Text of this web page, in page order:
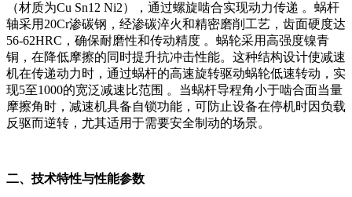
（材质为Cu Sn12 Ni2），通过螺旋啮合实现动力传递 。蜗杆
轴采用20Cr渗碳钢，经渗碳淬火和精密磨削工艺，齿面硬度达
56-62HRC，确保耐磨性和传动精度 。蜗轮采用高强度镍青
铜，在降低摩擦的同时提升抗冲击性能。这种结构设计使减速
机在传递动力时，通过蜗杆的高速旋转驱动蜗轮低速转动，实
现5至1000的宽泛减速比范围 。当蜗杆导程角小于啮合面当量
摩擦角时，减速机具备自锁功能，可防止设备在停机时因负载
反驱而逆转，尤其适用于需要安全制动的场景。
二、技术特性与性能参数